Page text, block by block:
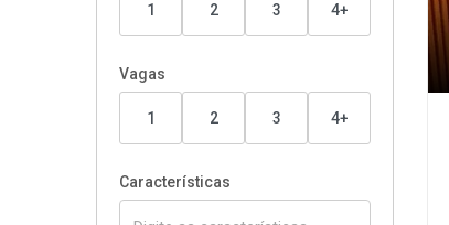
1 2 3 4+
Vagas
1 2 3 4+
Características